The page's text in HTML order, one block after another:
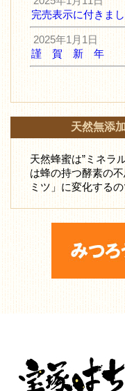
完売表示に付きま
2025年1月1日
謹 賀 新 年
天然無添
天然蜂蜜は”ミネラ
は蜂の持つ酵素の
ミツ」に変化するの